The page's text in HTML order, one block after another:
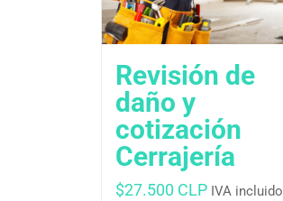
Revisión de
daño y
cotización
Cerrajería
$27.500 CLP IVA incluido